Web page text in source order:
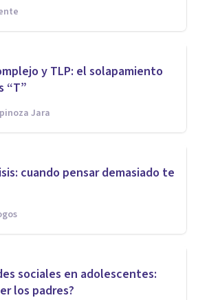
y TLP: el solapamiento
“T”
Jara
cuando pensar demasiado te
sociales en adolescentes:
los padres?